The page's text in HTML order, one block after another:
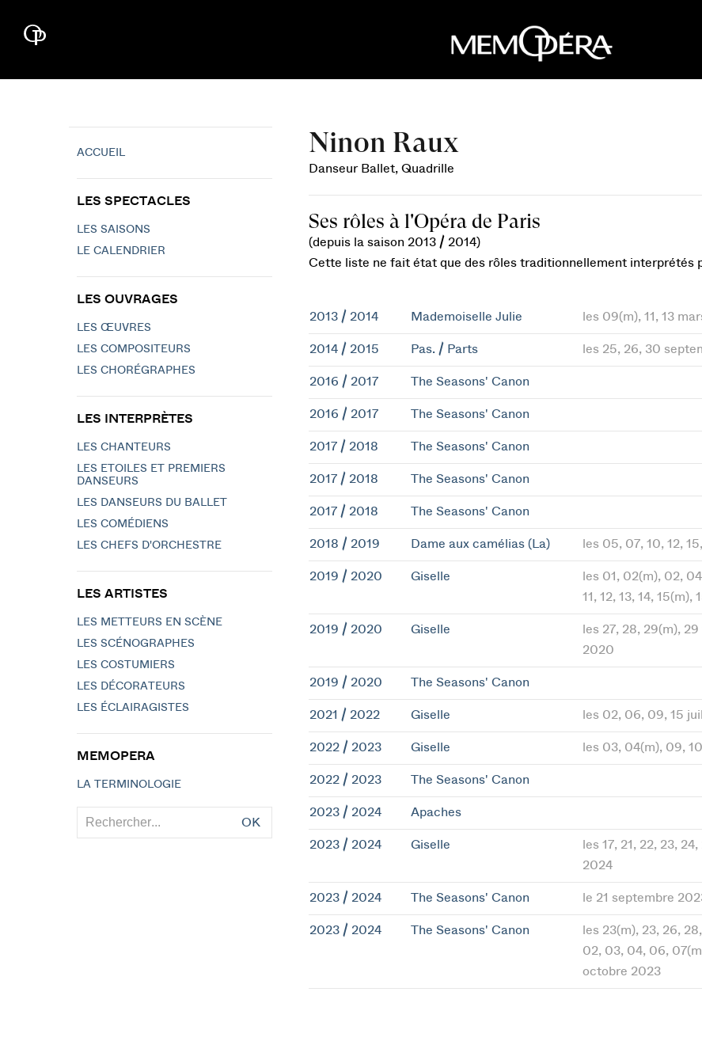
Ninon Raux
Danseur Ballet, Quadrille
Ses rôles à l'Opéra de Paris
(depuis la saison 2013 / 2014)
Cette liste ne fait état que des rôles traditionnellement interprétés
2013 / 2014 Mademoiselle Julie les 09(m), 11, 13
2014 / 2015 Pas. / Parts les 25, 26, 30
2016 / 2017 The Seasons' Canon
2016 / 2017 The Seasons' Canon
2017 / 2018 The Seasons' Canon
2017 / 2018 The Seasons' Canon
2017 / 2018 The Seasons' Canon
2018 / 2019 Dame aux camélias (La) les 05, 07, 10, 12,
2019 / 2020 Giselle
les 01, 02(m), 02,
11, 12, 13, 14,
2019 / 2020 Giselle
les 27, 28, 29(m),
2020
2019 / 2020 The Seasons' Canon
2021 / 2022 Giselle les 02, 06, 09, 15
2022 / 2023 Giselle les 03, 04(m), 09,
2022 / 2023 The Seasons' Canon
2023 / 2024 Apaches
2023 / 2024 Giselle
les 17, 21, 22, 23,
2024
2023 / 2024 The Seasons' Canon le 21 septembre
2023 / 2024 The Seasons' Canon
les 23(m), 23, 26,
02, 03, 04, 06,
octobre 2023
ACCUEIL
LES SPECTACLES
LES SAISONS
LE CALENDRIER
LES OUVRAGES
LES ŒUVRES
LES COMPOSITEURS
LES CHORÉGRAPHES
LES INTERPRÈTES
LES CHANTEURS
LES ETOILES ET PREMIERS
DANSEURS
LES DANSEURS DU BALLET
LES COMÉDIENS
LES CHEFS D'ORCHESTRE
LES ARTISTES
LES METTEURS EN SCÈNE
LES SCÉNOGRAPHES
LES COSTUMIERS
LES DÉCORATEURS
LES ÉCLAIRAGISTES
MEMOPERA
LA TERMINOLOGIE
OK